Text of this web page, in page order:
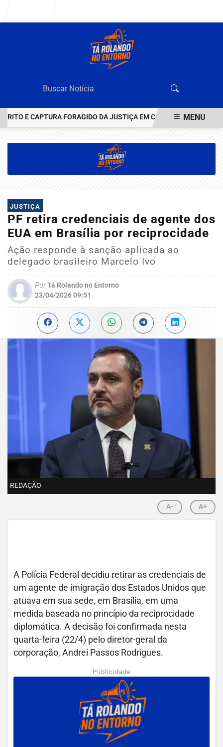
E CAPTURA FORAGIDO DA JUSTIÇA EM CEILÂNDIA VEJA
MENU
JUSTIÇA
PF retira credenciais de agente dos
EUA em Brasília por reciprocidade
Ação responde à sanção aplicada ao
delegado brasileiro Marcelo Ivo
PorTá Rolando no Entorno
23/04/2026 09:51
REDAÇÃO
A- A+
A Polícia Federal decidiu retirar as credenciais de
um agente de imigração dos Estados Unidos que
atuava em sua sede, em Brasília, em uma
medida baseada no princípio da reciprocidade
diplomática. A decisão foi confirmada nesta
quarta-feira (22/4) pelo diretor-geral da
corporação, Andrei Passos Rodrigues.
Publicidade